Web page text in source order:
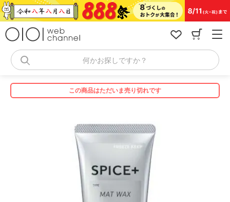
コ
ン
何かお探しですか？
この商品はただいま売り切れです